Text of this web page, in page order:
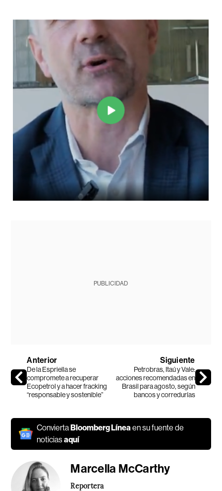
PUBLICIDAD
Anterior
De la Espriella se
compromete a recuperar
Ecopetrol y a hacer fracking
“responsable y sostenible”
Siguiente
Petrobras, Itaú y Vale:
acciones recomendadas en
Brasil para agosto, según
bancos y corredurías
ConviertaBloomberg Línea en su fuente de
noticiasaquí
Marcella McCarthy
Reportera